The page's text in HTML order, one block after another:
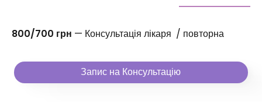
800/700 грн — Консультація лікаря / повторна
Запис на Консультацію